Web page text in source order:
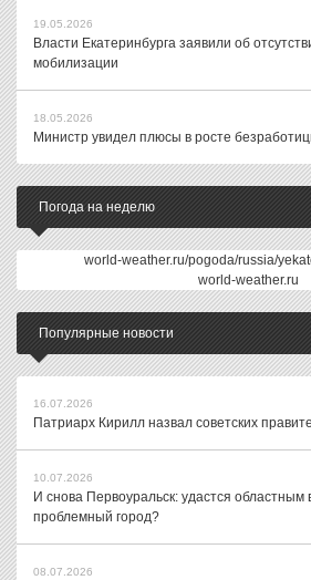
19.05.2026
Власти Екатеринбурга заявили об
мобилизации
18.05.2026
Министр увидел плюсы в росте
Погода на неделю
world-weather.ru/pogoda/russia/
world-weather.ru
Популярные новости
16.07.2026
Патриарх Кирилл назвал советских
10.07.2026
И снова Первоуральск: удастся областным
проблемный город?
08.07.2026